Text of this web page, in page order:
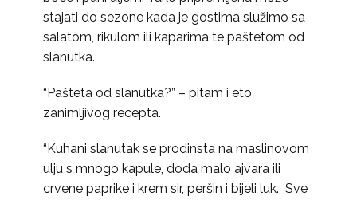
stajati do sezone kada je gostima služimo sa
salatom, rikulom ili kaparima te paštetom od
slanutka.
“Pašteta od slanutka?” – pitam i eto
zanimljivog recepta.
“Kuhani slanutak se prodinsta na maslinovom
ulju s mnogo kapule, doda malo ajvara ili
crvene paprike i krem sir, peršin i bijeli luk. Sve